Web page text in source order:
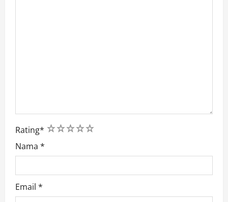
Rating* 5
4
3
2
1
Nama *
Email *